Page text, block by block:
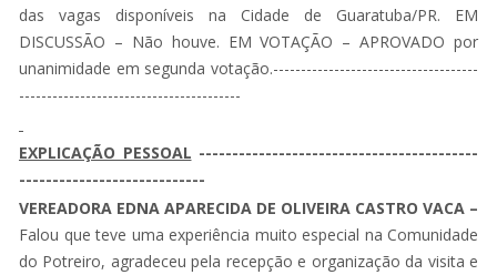
das vagas disponíveis na Cidade de Guaratuba/PR. EM
DISCUSSÃO – Não houve. EM VOTAÇÃO – APROVADO por
unanimidade em segunda votação.-------------------------------------
----------------------------------------
EXPLICAÇÃO PESSOAL ------------------------------------------
----------------------------
VEREADORA EDNA APARECIDA DE OLIVEIRA CASTRO VACA –
Falou que teve uma experiência muito especial na Comunidade
do Potreiro, agradeceu pela recepção e organização da visita e